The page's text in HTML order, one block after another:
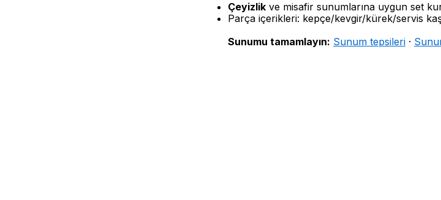
Çeyizlik ve misafir sunumlarına uygun set
Parça içerikleri: kepçe/kevgir/kürek/servis
Sunumu tamamlayın: Sunum tepsileri ·